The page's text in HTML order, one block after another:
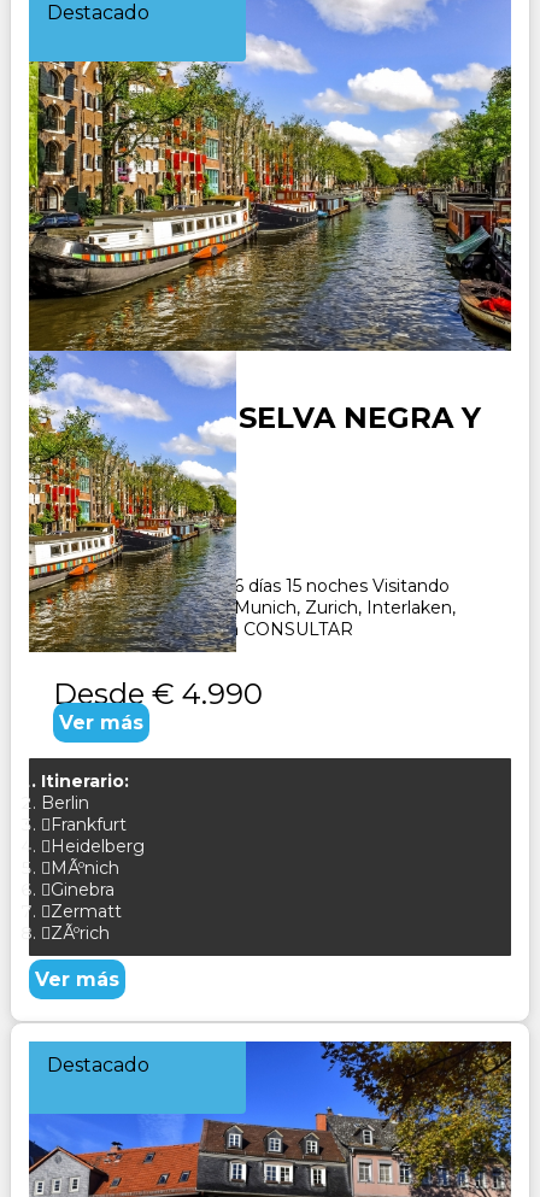
Destacado
ALEMANIA - SELVA NEGRA Y
SUIZA
Duración:
16Días15Noches
Paquete Turistico de 16 días 15 noches Visitando
Frankfurt, Heidelberg, Munich, Zurich, Interlaken,
Ginebra, Zermat, Zuich CONSULTAR
Desde € 4.990
Ver más
Itinerario:
Berlin
Frankfurt
Heidelberg
MÃºnich
Ginebra
Zermatt
ZÃºrich
Ver más
Destacado